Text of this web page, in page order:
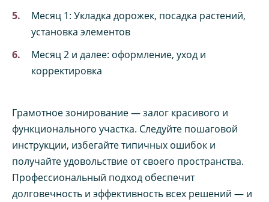
Месяц 1: Укладка дорожек, посадка растений,
установка элементов
Месяц 2 и далее: оформление, уход и
корректировка
Грамотное зонирование — залог красивого и
функционального участка. Следуйте пошаговой
инструкции, избегайте типичных ошибок и
получайте удовольствие от своего пространства.
Профессиональный подход обеспечит
долговечность и эффективность всех решений — и